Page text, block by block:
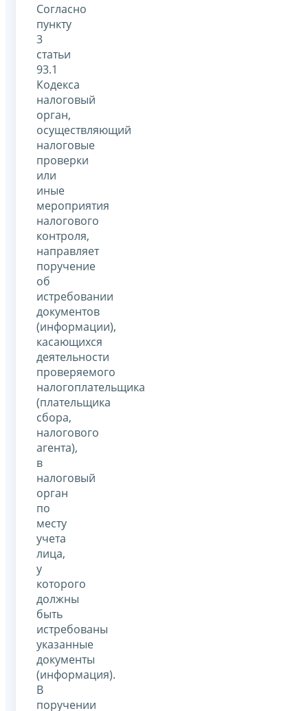
Согласно
пункту
3
статьи
93.1
Кодекса
налоговый
орган,
осуществляющий
налоговые
проверки
или
иные
мероприятия
налогового
контроля,
направляет
поручение
об
истребовании
документов
(информации),
касающихся
деятельности
проверяемого
налогоплательщика
(плательщика
сбора,
налогового
агента),
в
налоговый
орган
по
месту
учета
лица,
у
которого
должны
быть
истребованы
указанные
документы
(информация).
В
поручении